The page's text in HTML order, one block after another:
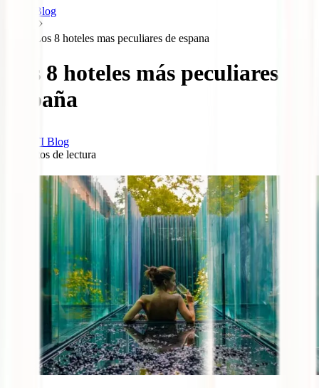
Blog
Los 8 hoteles mas peculiares de espana
Los 8 hoteles más peculiares de
España
IATI Blog
minutos de lectura